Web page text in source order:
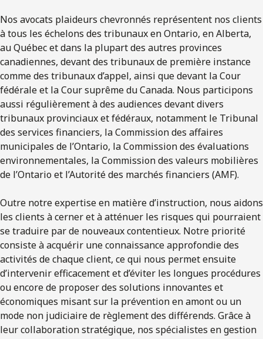
Nos avocats plaideurs chevronnés représentent nos clients
à tous les échelons des tribunaux en Ontario, en Alberta,
au Québec et dans la plupart des autres provinces
canadiennes, devant des tribunaux de première instance
comme des tribunaux d’appel, ainsi que devant la Cour
fédérale et la Cour suprême du Canada. Nous participons
aussi régulièrement à des audiences devant divers
tribunaux provinciaux et fédéraux, notamment le Tribunal
des services financiers, la Commission des affaires
municipales de l’Ontario, la Commission des évaluations
environnementales, la Commission des valeurs mobilières
de l’Ontario et l’Autorité des marchés financiers (AMF).
Outre notre expertise en matière d’instruction, nous aidons
les clients à cerner et à atténuer les risques qui pourraient
se traduire par de nouveaux contentieux. Notre priorité
consiste à acquérir une connaissance approfondie des
activités de chaque client, ce qui nous permet ensuite
d’intervenir efficacement et d’éviter les longues procédures
ou encore de proposer des solutions innovantes et
économiques misant sur la prévention en amont ou un
mode non judiciaire de règlement des différends. Grâce à
leur collaboration stratégique, nos spécialistes en gestion